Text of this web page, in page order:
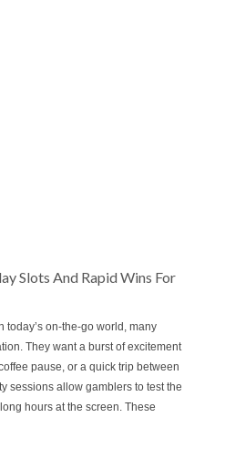
Slots And Rapid Wins For
on‑the‑go world, many
They want a burst of excitement
pause, or a quick trip between
sessions allow gamblers to test the
hours at the screen. These